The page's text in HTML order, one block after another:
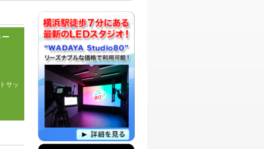
ー
サッ
喋り場的な番組です。
パーソナリティ：アリサ
大阪出身しゃべくり呑兵衛「アリサ」
と、アシスタントの二人よる、今日本で
話題になっていることや、気になるテー
マについて熱く語り合う、お色気たっぷ
りなお笑い番組です。
パーソナリティ：藤川麻理麻
高校野球好きなシンガーソングライター
藤川麻理麻が、今ハマっていることや・
知りたいことなどを、ゲストさんやリス
ナーの皆さんと一緒に、熱く語ろうとい
う番組です。